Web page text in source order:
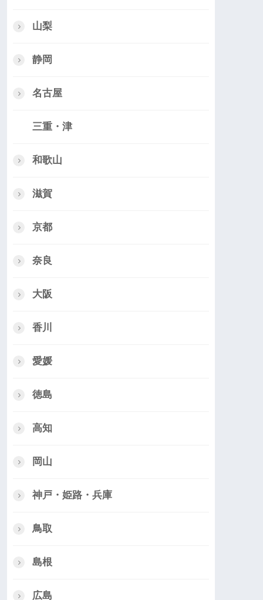
山梨
静岡
名古屋
三重・津
和歌山
滋賀
京都
奈良
大阪
香川
愛媛
徳島
高知
岡山
神戸・姫路・兵庫
鳥取
島根
広島